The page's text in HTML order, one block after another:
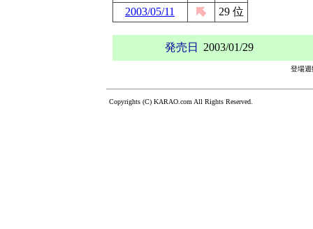
2003/05/11
29 位
発売日 2003/01/29
登場週
Copyrights (C) KARAO.com All Rights Reserved.